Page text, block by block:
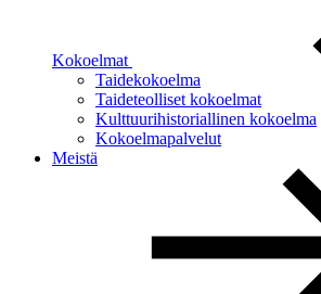
Kokoelmat
Taidekokoelma
Taideteolliset kokoelmat
Kulttuurihistoriallinen kokoelma
Kokoelmapalvelut
Meistä